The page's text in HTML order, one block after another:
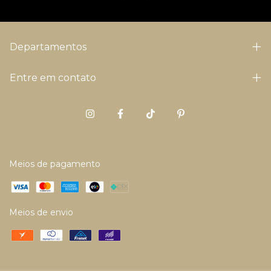
Departamentos
Entre em contato
Meios de pagamento
Meios de envio